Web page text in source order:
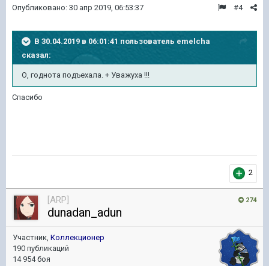
#4
Опубликовано: 30 апр 2019, 06:53:37
В 30.04.2019 в 06:01:41 пользователь emelcha
сказал:
О, годнота подъехала. + Уважуха !!!
Спасибо
2
274
[ARP]
dunadan_adun
Участник, Коллекционер
190 публикаций
14 954 боя